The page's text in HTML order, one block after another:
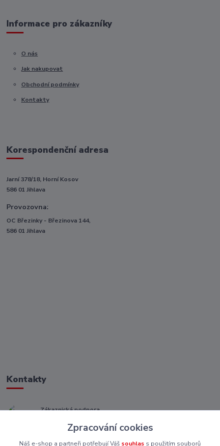
Informace pro zákazníky
O nás
Jak nakupovat
Obchodní podmínky
Kontakty
Korespondenční adresa
Jarní 378/18, Horní Kosov
586 01 Jihlava
Provozovna:
OC Březinky - Březinova 144,
586 01 Jihlava
Kontakty
Zákaznická podpora
(Po-Pá, 8-16 hod.)Zpracování cookies
Náš e-shop a partneři potřebují Váš souhlas s použitím souborů